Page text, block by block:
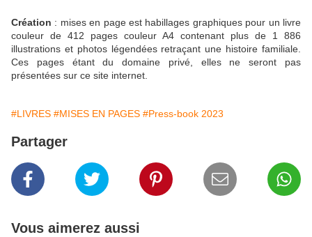
Création : mises en page est habillages graphiques pour un livre
couleur de 412 pages couleur A4 contenant plus de 1 886
illustrations et photos légendées retraçant une histoire familiale.
Ces pages étant du domaine privé, elles ne seront pas
présentées sur ce site internet.
#LIVRES #MISES EN PAGES #Press-book 2023
Partager
Vous aimerez aussi